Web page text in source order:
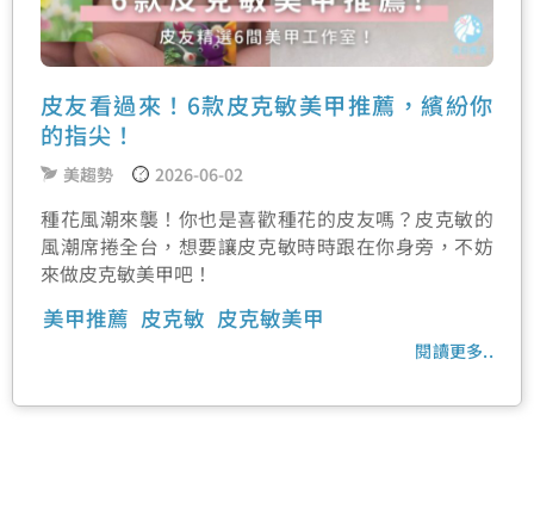
皮友看過來！6款皮克敏美甲推薦，繽紛你
的指尖！
美趨勢 2026-06-02
種花風潮來襲！你也是喜歡種花的皮友嗎？皮克敏的
風潮席捲全台，想要讓皮克敏時時跟在你身旁，不妨
來做皮克敏美甲吧！
美甲推薦 皮克敏 皮克敏美甲
閱讀更多..